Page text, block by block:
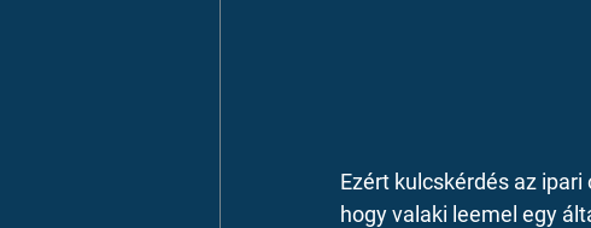
Ezért kulcskérdés az
hogy valaki leemel egy